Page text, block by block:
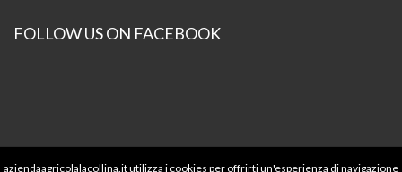
FOLLOW US ON FACEBOOK
aziendaagricolalacollina.it utilizza i cookies per offrirti un'esperienza di navigazione